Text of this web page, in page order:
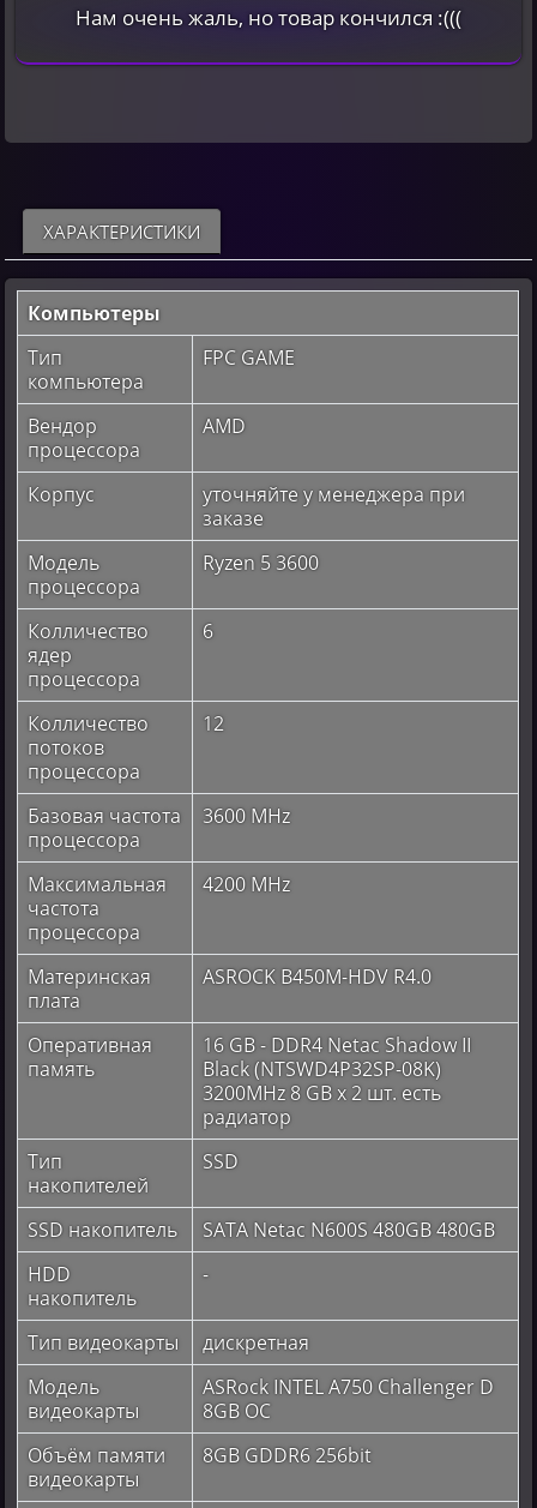
Нам очень жаль, но товар кончился :(((
ХАРАКТЕРИСТИКИ
Компьютеры
Тип
компьютера
FPC GAME
Вендор
процессора
AMD
Корпус
уточняйте у менеджера при
заказе
Модель
процессора
Ryzen 5 3600
Колличество
ядер
процессора
6
Колличество
потоков
процессора
12
Базовая частота
процессора
3600 MHz
Максимальная
частота
процессора
4200 MHz
Материнская
плата
ASROCK B450M-HDV R4.0
Оперативная
память
16 GB - DDR4 Netac Shadow II
Black (NTSWD4P32SP-08K)
3200MHz 8 GB x 2 шт. есть
радиатор
Тип
накопителей
SSD
SSD накопитель
SATA Netac N600S 480GB 480GB
HDD
накопитель
-
Тип видеокарты
дискретная
Модель
видеокарты
ASRock INTEL A750 Challenger D
8GB OC
Объём памяти
видеокарты
8GB GDDR6 256bit